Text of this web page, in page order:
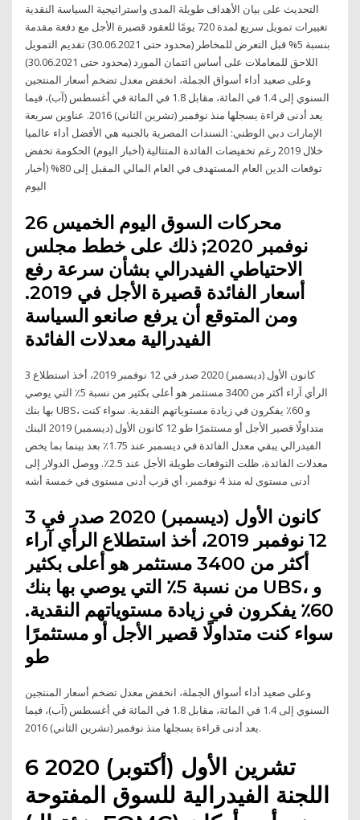
التحديث على بيان الأهداف طويلة المدى واستراتيجية السياسة النقدية
تغييرات تمويل سريع لمدة 720 يومًا للعقود قصيرة الأجل مع دفعة مقدمة
بنسبة 5% قبل التعرض للمخاطر (محدود حتى 30.06.2021) تقديم التمويل
اللاحق للمعاملات على أساس ائتمان المورد (محدود حتى 30.06.2021)
وعلى صعيد أداء أسواق الجملة، انخفض معدل تضخم أسعار المنتجين
السنوي إلى 1.4 في المائة، مقابل 1.8 في المائة في أغسطس (آب)، فيما
يعد أدنى قراءة يسجلها منذ نوفمبر (تشرين الثاني) 2016. عناوين سريعة
الإمارات دبي الوطني: السندات المصرية بالجنيه هي الأفضل أداء عالميا
خلال 2019 رغم تخفيضات الفائدة المتتالية (أخبار اليوم) الحكومة تخفض
توقعات الدين العام المستهدف في العام المالي المقبل إلى 80% (أخبار
اليوم
محركات السوق اليوم الخميس 26
نوفمبر 2020; ذلك على خطط مجلس
الاحتياطي الفيدرالي بشأن سرعة رفع
أسعار الفائدة قصيرة الأجل في 2019.
ومن المتوقع أن يرفع صانعو السياسة
الفيدرالية معدلات الفائدة
3 كانون الأول (ديسمبر) 2020 صدر في 12 نوفمبر 2019، أخذ استطلاع
الرأي آراء أكثر من 3400 مستثمر هو أعلى بكثير من نسبة 5٪ التي يوصي
بها بنك UBS، و 60٪ يفكرون في زيادة مستوياتهم النقدية. سواء كنت
متداولًا قصير الأجل أو مستثمرًا طو 12 كانون الأول (ديسمبر) 2019 البنك
الفيدرالي يبقي معدل الفائدة في ديسمبر عند 1.75٪ بعد بينما بما يخص
معدلات الفائدة، ظلت التوقعات طويلة الأجل عند 2.5٪. ووصل الدولار إلى
أدنى مستوى له منذ 4 نوفمبر، أي قرب أدنى مستوى في خمسة أشه
3 كانون الأول (ديسمبر) 2020 صدر في
12 نوفمبر 2019، أخذ استطلاع الرأي آراء
أكثر من 3400 مستثمر هو أعلى بكثير
من نسبة 5٪ التي يوصي بها بنك UBS، و
60٪ يفكرون في زيادة مستوياتهم النقدية.
سواء كنت متداولًا قصير الأجل أو مستثمرًا
طو
وعلى صعيد أداء أسواق الجملة، انخفض معدل تضخم أسعار المنتجين
السنوي إلى 1.4 في المائة، مقابل 1.8 في المائة في أغسطس (آب)، فيما
يعد أدنى قراءة يسجلها منذ نوفمبر (تشرين الثاني) 2016.
6 تشرين الأول (أكتوبر) 2020
اللجنة الفيدرالية للسوق المفتوحة